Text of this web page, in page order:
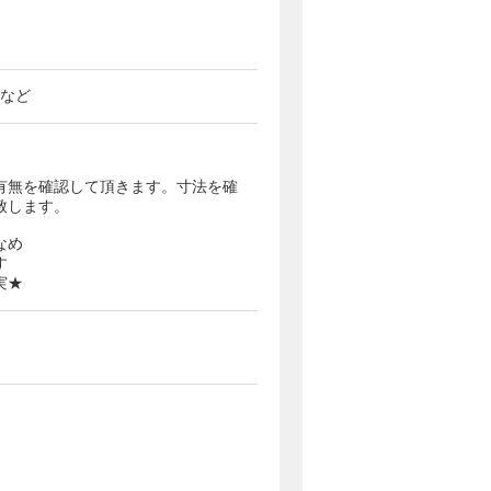
ど
を確認して頂きます。寸法を確
ます。
め
★